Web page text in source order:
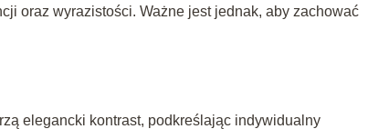
oraz wyrazistości. Ważne jest jednak, aby zachować
elegancki kontrast, podkreślając indywidualny